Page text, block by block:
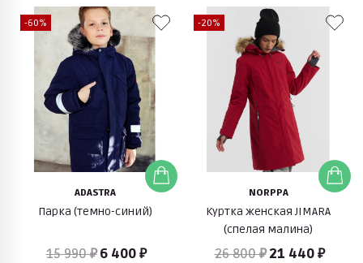
-60%
ADASTRA
Парка (темно-синий)
15 990 ₽ 6 400 ₽
-20%
NORPPA
Куртка женская JIMARA
(спелая малина)
26 800 ₽ 21 440 ₽